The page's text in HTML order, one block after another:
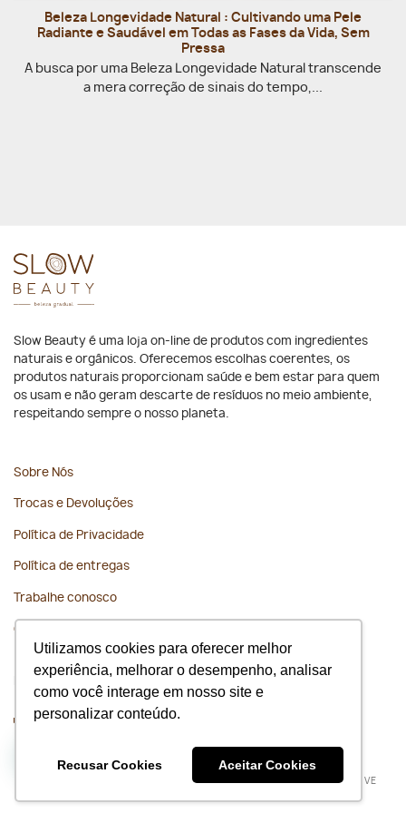
Utilizamos cookies para oferecer melhor
experiência, melhorar o desempenho, analisar
como você interage em nosso site e
personalizar conteúdo.
Recusar Cookies Aceitar Cookies
Beleza Longevidade Natural : Cultivando uma Pele
Radiante e Saudável em Todas as Fases da Vida, Sem
Pressa
A busca por uma Beleza Longevidade Natural transcende
a mera correção de sinais do tempo,...
Slow Beauty é uma loja on-line de produtos com ingredientes
naturais e orgânicos. Oferecemos escolhas coerentes, os
produtos naturais proporcionam saúde e bem estar para quem
os usam e não geram descarte de resíduos no meio ambiente,
respeitando sempre o nosso planeta.
Sobre Nós
Trocas e Devoluções
Política de Privacidade
Política de entregas
Trabalhe conosco
Contato
Todos os direitos reservados 2026 © Slow Beauty | BOSSA NOVE